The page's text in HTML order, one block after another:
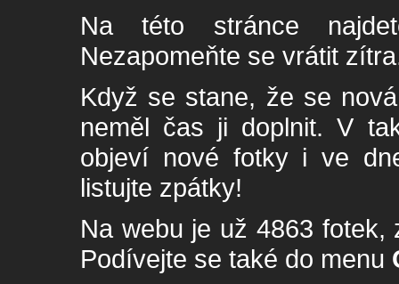
Na této stránce
Nezapomeňte se vrátit
Když se stane, že se
neměl čas ji doplnit. V
objeví nové fotky i ve
listujte zpátky!
Na webu je už 4863
Podívejte se také do menu